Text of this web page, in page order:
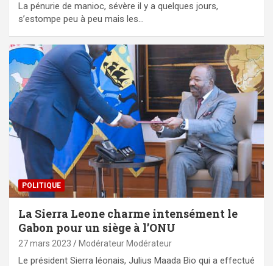
La pénurie de manioc, sévère il y a quelques jours,
s’estompe peu à peu mais les…
POLITIQUE
La Sierra Leone charme intensément le
Gabon pour un siège à l’ONU
27 mars 2023 Modérateur Modérateur
Le président Sierra léonais, Julius Maada Bio qui a effectué